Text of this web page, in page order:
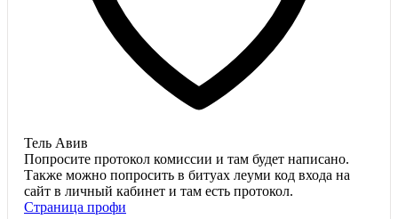
Тель Авив
Попросите протокол комиссии и там будет написано.
Также можно попросить в битуах леуми код входа на
сайт в личный кабинет и там есть протокол.
Страница профи